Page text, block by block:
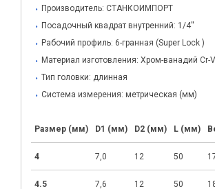
Производитель: СТАНКОИМПОРТ
Посадочный квадрат внутренний: 1/4''
Рабочий профиль: 6-гранная (Super Lock )
Материал изготовления: Хром-ванадий Cr-V
Тип головки: длинная
Система измерения: метрическая (мм)
Размер (мм) D1 (мм) D2 (мм) L (мм)
4 7,0 12 50
4.5 7,6 12 50